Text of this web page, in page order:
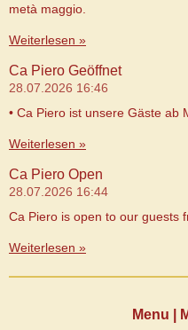
metà maggio.
Weiterlesen »
Ca Piero Geöffnet
28.07.2026 16:46
• Ca Piero ist unsere Gäste ab
Weiterlesen »
Ca Piero Open
28.07.2026 16:44
Ca Piero is open to our guests
Weiterlesen »
Menu |